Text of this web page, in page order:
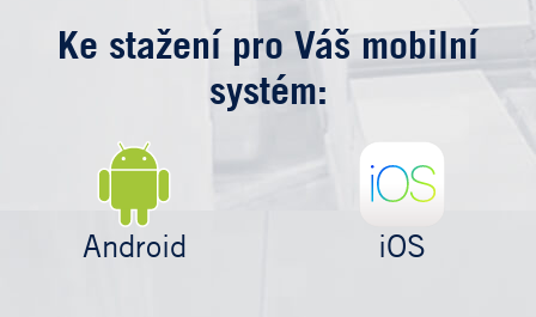
Ke stažení pro Váš mobilní
systém:
Android iOS